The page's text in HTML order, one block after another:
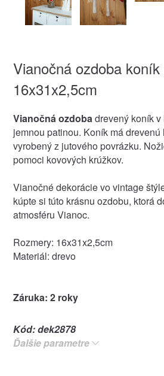
Vianočná ozdoba
16x31x2,5cm
Vianočná ozdobadrevený koník
jemnou patinou. Koník má drevenú
vyrobený z jutového povrázku.
pomoci kovových krúžkov.
Vianočné dekorácie vo vintage
kúpte si túto krásnu ozdobu, ktorá
atmosféru Vianoc.
Rozmery: 16x31x2,5cm
Materiál: drevo
Záruka: 2 roky
Kód:dek2878
Ďalšie parametre